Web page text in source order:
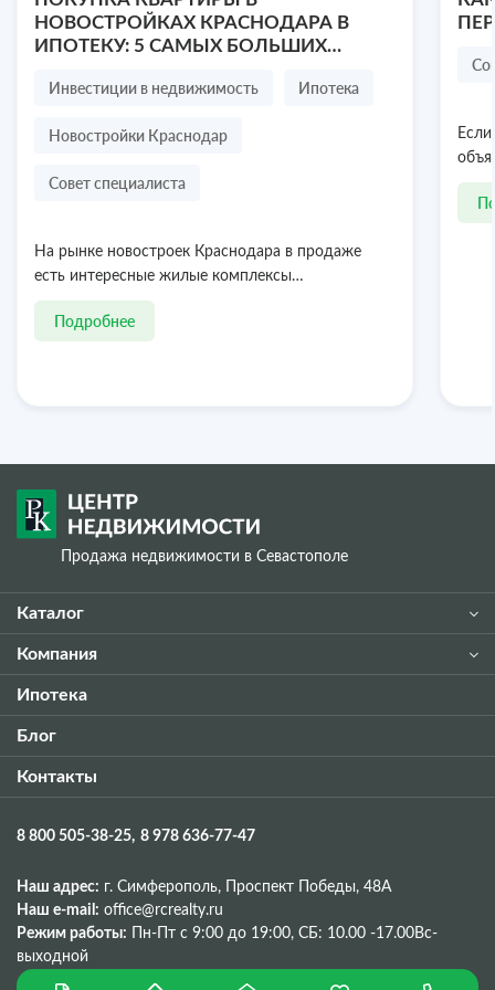
95 455 / м
НОВОСТРОЙКАХ КРАСНОДАРА В
ИПОТЕКУ: 5 САМЫХ БОЛЬШИХ
Инвестиции в недвижимость
Ипотека
Новостройки Краснодар
Совет специалиста
На рынке новостроек Краснодара в продаже
есть интересные жилые комплексы…
Подробнее
Продажа недвижимости в Севастополе
Каталог
Компания
Ипотека
Блог
Контакты
8 800 505-38-25 8 978 636-77-47
Наш адрес: г. Симферополь, Проспект Победы, 48A
Наш e-mail: office@rcrealty.ru
Режим работы:
Пн-Пт с 9:00 до 19:00, СБ: 10.00 -17.00Вс-
выходной